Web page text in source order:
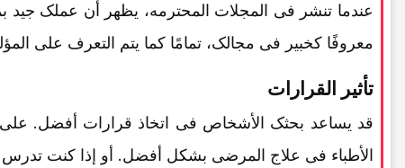
عندما تنشر فی المجلات المحترمه، یظهر أن عملک جید
معروفًا کخبیر فی مجالک، تمامًا کما یتم التعرف على
تأثیر القرارات
قد یساعد بحثک الأشخاص فی اتخاذ قرارات أفضل.
الأطباء فی علاج المرضى بشکل أفضل. أو إذا کنت تدرس